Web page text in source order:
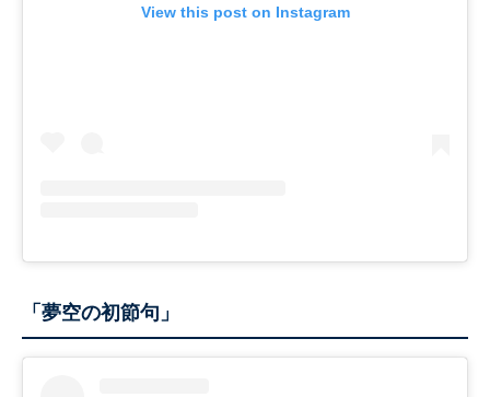
View this post on Instagram
「夢空の初節句」